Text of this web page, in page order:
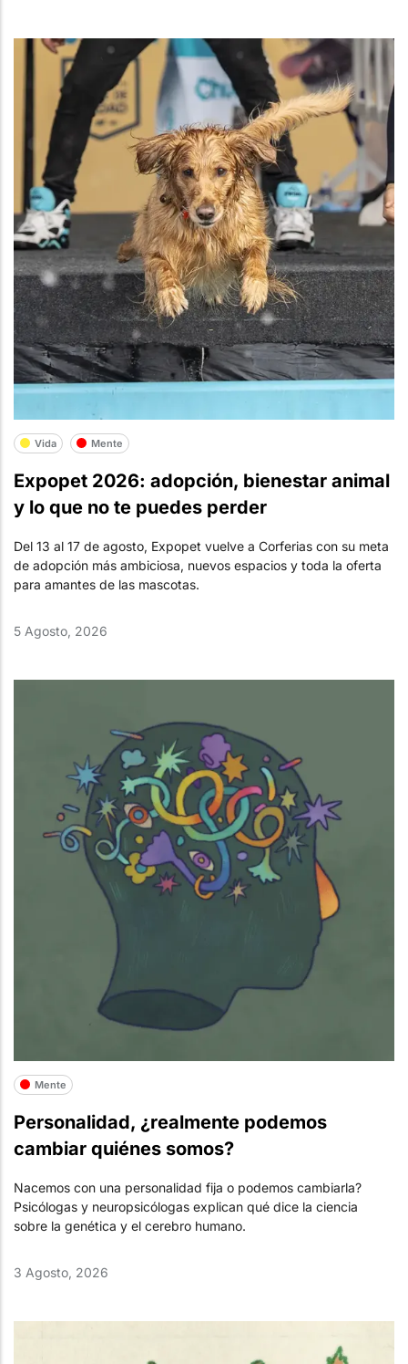
Vida Mente
Expopet 2026: adopción, bienestar animal
y lo que no te puedes perder
Del 13 al 17 de agosto, Expopet vuelve a Corferias con su meta
de adopción más ambiciosa, nuevos espacios y toda la oferta
para amantes de las mascotas.
5 Agosto, 2026
Mente
Personalidad, ¿realmente podemos
cambiar quiénes somos?
Nacemos con una personalidad fija o podemos cambiarla?
Psicólogas y neuropsicólogas explican qué dice la ciencia
sobre la genética y el cerebro humano.
3 Agosto, 2026